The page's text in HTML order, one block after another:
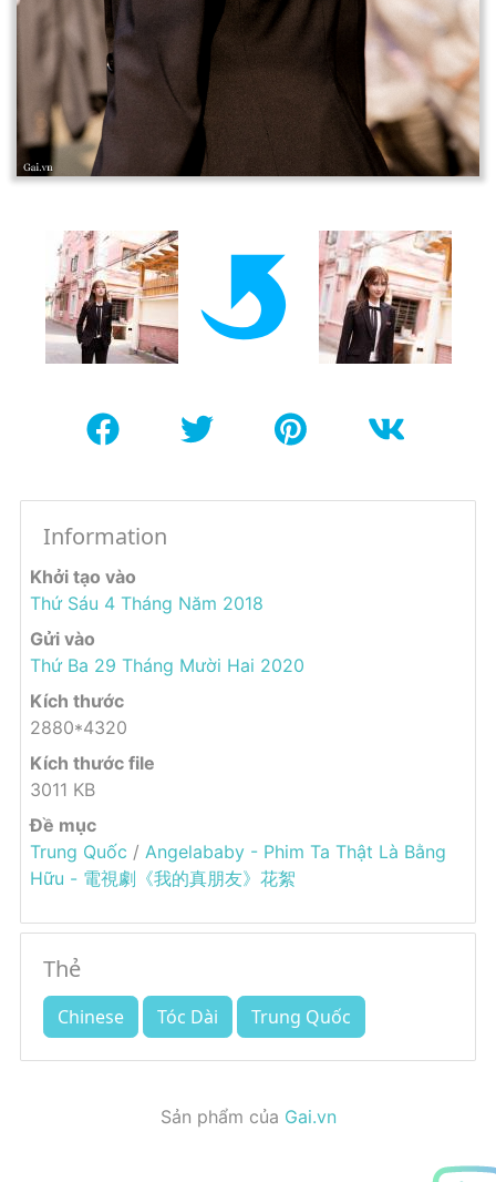
Information
Khởi tạo vào
Thứ Sáu 4 Tháng Năm 2018
Gửi vào
Thứ Ba 29 Tháng Mười Hai 2020
Kích thước
2880*4320
Kích thước file
3011 KB
Đề mục
Trung Quốc / Angelababy - Phim Ta Thật Là Bằng
Hữu - 電視劇《我的真朋友》花絮
Thẻ
Chinese Tóc Dài Trung Quốc
Sản phẩm của Gai.vn